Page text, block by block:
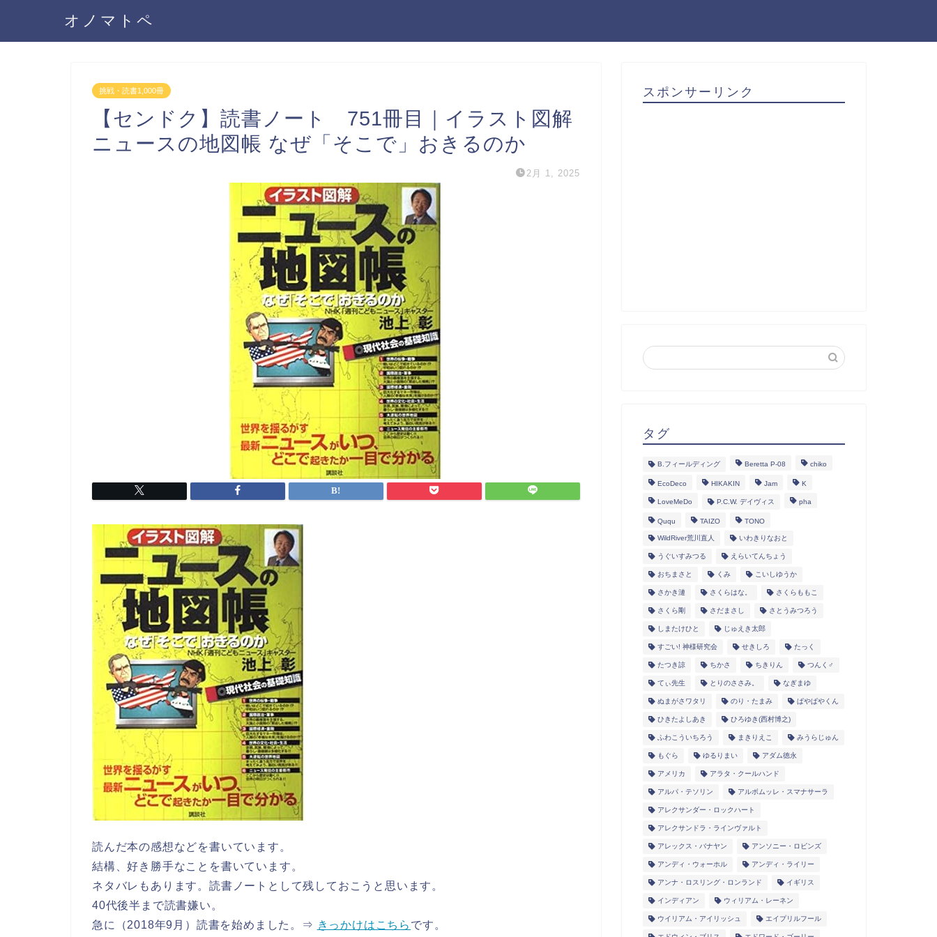
オノマトペ
挑戦・読書1,000冊
【センドク】読書ノート 751冊目｜イラスト図解
ニュースの地図帳 なぜ「そこで」おきるのか
2月 1, 2025
読んだ本の感想などを書いています。
結構、好き勝手なことを書いています。
ネタバレもあります。読書ノートとして残しておこうと思います。
40代後半まで読書嫌い。
急に（2018年9月）読書を始めました。⇒ きっかけはこちら です。
スポンサーリンク
タグ
B.フィールディング Beretta P-08 chiko
EcoDeco HIKAKIN Jam K
LoveMeDo P.C.W. デイヴィス pha
Ququ TAIZO TONO
WildRiver荒川直人 いわきりなおと
うぐいすみつる えらいてんちょう
おちまさと くみ こいしゆうか
さかき漣 さくらはな。 さくらももこ
さくら剛 さだまさし さとうみつろう
しまたけひと じゅえき太郎
すごい! 神様研究会 せきしろ たっく
たつき諒 ちかさ ちきりん つんく♂
てぃ先生 とりのささみ。 なぎまゆ
ぬまがさワタリ のり・たまみ ぱやぱやくん
ひきたよしあき ひろゆき(西村博之)
ふわこういちろう まきりえこ みうらじゅん
もぐら ゆるりまい アダム徳永
アメリカ アラタ・クールハンド
アルパ・テソリン アルボムッレ・スマナサーラ
アレクサンダー・ロックハート
アレクサンドラ・ラインヴァルト
アレックス・バナヤン アンソニー・ロビンズ
アンディ・ウォーホル アンディ・ライリー
アンナ・ロスリング・ロンランド イギリス
インディアン ウィリアム・レーネン
ウイリアム・アイリッシュ エイプリルフール